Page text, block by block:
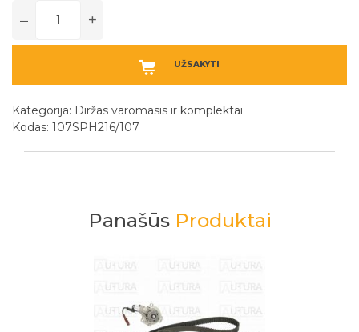
– +
UŽSAKYTI
Kategorija: Diržas varomasis ir komplektai
Kodas: 107SPH216/107
Panašūs Produktai